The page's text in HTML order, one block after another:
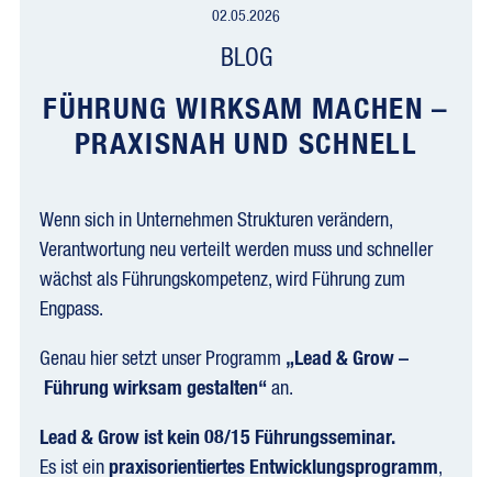
02.05.2026
BLOG
FÜHRUNG WIRKSAM MACHEN –
PRAXISNAH UND SCHNELL
Wenn sich in Unternehmen Strukturen verändern,
Verantwortung neu verteilt werden muss und schneller
wächst als Führungskompetenz, wird Führung zum
Engpass.
Genau hier setzt unser Programm „Lead & Grow –
Führung wirksam gestalten“ an.
Lead & Grow ist kein 08/15 Führungsseminar.
Es ist ein praxisorientiertes Entwicklungsprogramm,